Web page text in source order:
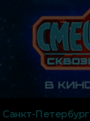
Санкт-Петербург